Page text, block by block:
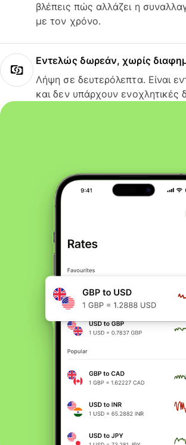
βλέπεις πώς αλλάζει η
με τον χρόνο.
Εντελώς δωρεάν, χωρίς
Λήψη σε δευτερόλεπτα. Είναι
και δεν υπάρχουν ενοχλητικές